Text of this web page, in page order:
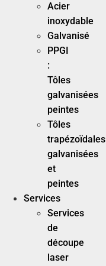
Acier
inoxydable
Galvanisé
PPGI
:
Tôles
galvanisées
peintes
Tôles
trapézoïdales
galvanisées
et
peintes
Services
Services
de
découpe
laser